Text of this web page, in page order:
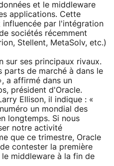
et le middleware
applications. Cette
influencée par l'intégration
sociétés récemment
Stellent, MetaSolv, etc.)
sur ses principaux rivaux.
parts de marché à dans le
a affirmé dans un
président d'Oracle.
Ellison, il indique : «
un mondial des
longtemps. Si nous
notre activité
que ce trimestre, Oracle
contester la première
middleware à la fin de